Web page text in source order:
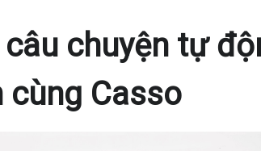
câu chuyện tự
cùng Casso